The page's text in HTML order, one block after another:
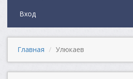
Вход
Главная Улюкаев